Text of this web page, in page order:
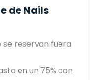
de Nails
se reservan fuera
en un 75% con